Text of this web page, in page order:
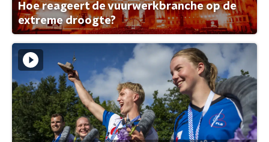
Hoe reageert de vuurwerkbranche op de
extreme droogte?